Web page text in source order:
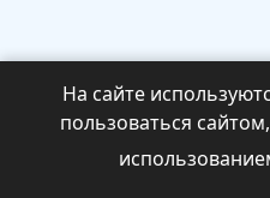
На сайте
пользоваться